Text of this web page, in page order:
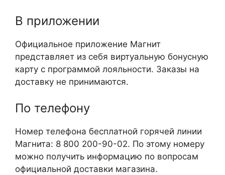
В приложении
Официальное приложение Магнит
представляет из себя виртуальную бонусную
карту с программой лояльности. Заказы на
доставку не принимаются.
По телефону
Номер телефона бесплатной горячей линии
Магнита: 8 800 200-90-02. По этому номеру
можно получить информацию по вопросам
официальной доставки магазина.